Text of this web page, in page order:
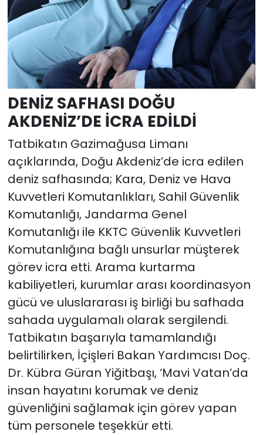
DENİZ SAFHASI DOĞU
AKDENİZ’DE İCRA EDİLDİ
Tatbikatın Gazimağusa Limanı
açıklarında, Doğu Akdeniz’de icra edilen
deniz safhasında; Kara, Deniz ve Hava
Kuvvetleri Komutanlıkları, Sahil Güvenlik
Komutanlığı, Jandarma Genel
Komutanlığı ile KKTC Güvenlik Kuvvetleri
Komutanlığına bağlı unsurlar müşterek
görev icra etti. Arama kurtarma
kabiliyetleri, kurumlar arası koordinasyon
gücü ve uluslararası iş birliği bu safhada
sahada uygulamalı olarak sergilendi.
Tatbikatın başarıyla tamamlandığı
belirtilirken, İçişleri Bakan Yardımcısı Doç.
Dr. Kübra Güran Yiğitbaşı, ‘Mavi Vatan’da
insan hayatını korumak ve deniz
güvenliğini sağlamak için görev yapan
tüm personele teşekkür etti.